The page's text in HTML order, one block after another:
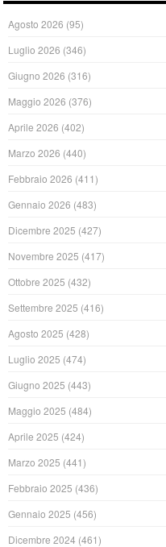
Agosto 2026 (95)
Luglio 2026 (346)
Giugno 2026 (316)
Maggio 2026 (376)
Aprile 2026 (402)
Marzo 2026 (440)
Febbraio 2026 (411)
Gennaio 2026 (483)
Dicembre 2025 (427)
Novembre 2025 (417)
Ottobre 2025 (432)
Settembre 2025 (416)
Agosto 2025 (428)
Luglio 2025 (474)
Giugno 2025 (443)
Maggio 2025 (484)
Aprile 2025 (424)
Marzo 2025 (441)
Febbraio 2025 (436)
Gennaio 2025 (456)
Dicembre 2024 (461)